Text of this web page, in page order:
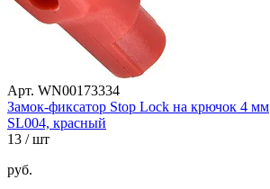
Арт. WN00173334
Замок-фиксатор Stop Lock на крючок 4 мм
SL004, красный
13 / шт
руб.